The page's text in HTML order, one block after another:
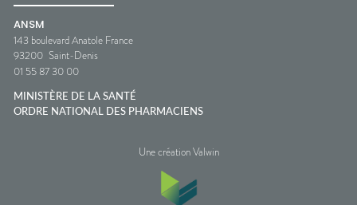
ANSM
143 boulevard Anatole France
93200 Saint-Denis
01 55 87 30 00
MINISTÈRE DE LA SANTÉ
ORDRE NATIONAL DES PHARMACIENS
Une création Valwin